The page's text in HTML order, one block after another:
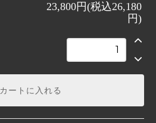
23,800円(税込26,180
円)
カートに入れる